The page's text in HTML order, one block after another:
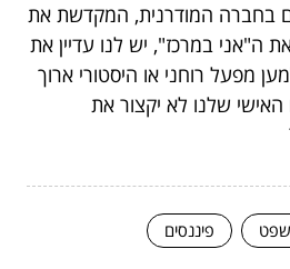
בחברה המודרנית, המקדשת את
ה"אני במרכז", יש לנו עדיין את
מפעל רוחני או היסטורי ארוך
שלנו לא יקצור את
פיננסים